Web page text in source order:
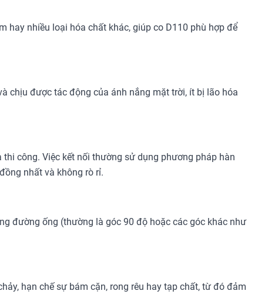
hay nhiều loại hóa chất khác, giúp co D110 phù hợp để
chịu được tác động của ánh nắng mặt trời, ít bị lão hóa
công. Việc kết nối thường sử dụng phương pháp hàn
nhất và không rò rỉ.
đường ống (thường là góc 90 độ hoặc các góc khác như
hạn chế sự bám cặn, rong rêu hay tạp chất, từ đó đảm